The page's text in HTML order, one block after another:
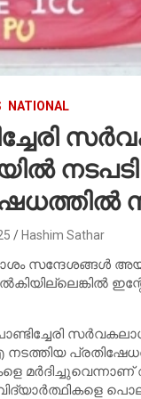
NATIONAL
Hashim Sathar
സന്ദേശങ്ങള്‍
വിദ്യാര്‍ത്ഥികളെ